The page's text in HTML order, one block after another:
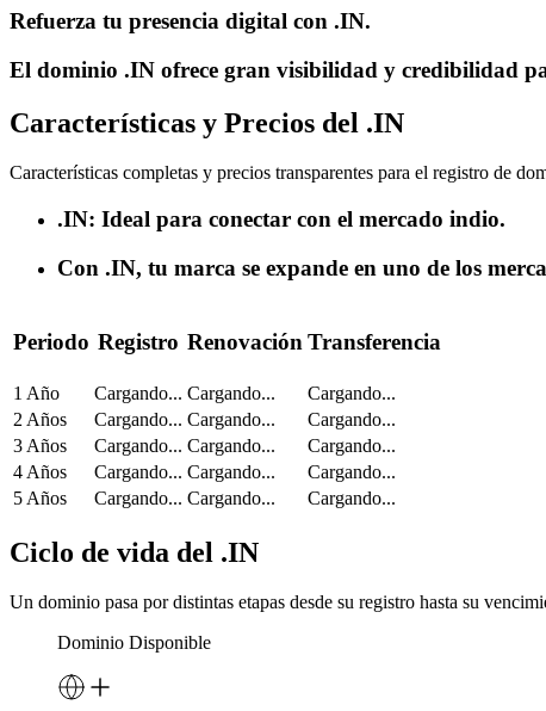
Refuerza tu presencia digital con .IN.
El dominio .IN ofrece gran visibilidad y credibilidad
Características y Precios del .IN
Características completas y precios transparentes para el registro de
.IN: Ideal para conectar con el mercado indio.
Con .IN, tu marca se expande en uno de los
Periodo Registro RenovaciónTransferencia
1 Año Cargando... Cargando...
Cargando...
2 Años
Cargando... Cargando...
Cargando...
3 Años
Cargando... Cargando...
Cargando...
4 Años
Cargando... Cargando...
Cargando...
5 Años
Cargando... Cargando... Cargando...
Ciclo de vida del .IN
Un dominio pasa por distintas etapas desde su registro hasta su
Dominio Disponible